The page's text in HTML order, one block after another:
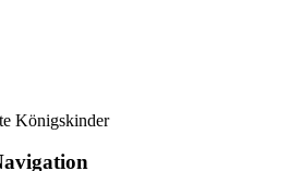
Königskinder